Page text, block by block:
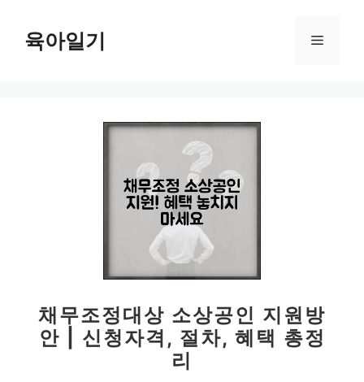
육아일기 메
채무조정대상 소상공인 지원방
안 | 신청자격, 절차, 혜택 총정
리